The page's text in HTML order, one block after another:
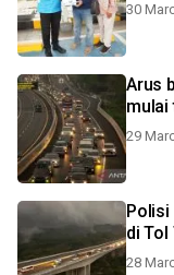
30
Arus
mulai
29
Polisi
di Tol
28